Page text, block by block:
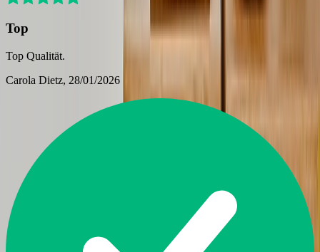
Top
Top Qualität.
Carola Dietz, 28/01/2026